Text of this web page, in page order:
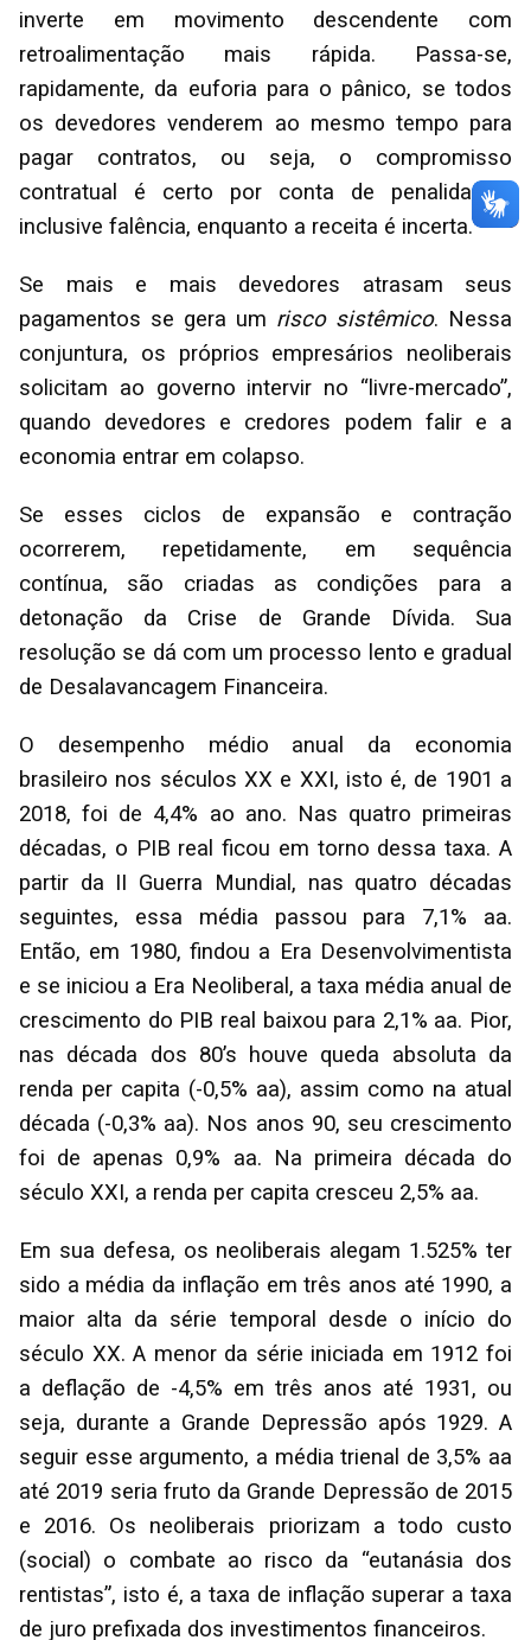
inverte em movimento descendente com
retroalimentação mais rápida. Passa-se,
rapidamente, da euforia para o pânico, se todos
os devedores venderem ao mesmo tempo para
pagar contratos, ou seja, o compromisso
contratual é certo por conta de penalidades,
inclusive falência, enquanto a receita é incerta.
Se mais e mais devedores atrasam seus
pagamentos se gera um risco sistêmico. Nessa
conjuntura, os próprios empresários neoliberais
solicitam ao governo intervir no “livre-mercado”,
quando devedores e credores podem falir e a
economia entrar em colapso.
Se esses ciclos de expansão e contração
ocorrerem, repetidamente, em sequência
contínua, são criadas as condições para a
detonação da Crise de Grande Dívida. Sua
resolução se dá com um processo lento e gradual
de Desalavancagem Financeira.
O desempenho médio anual da economia
brasileiro nos séculos XX e XXI, isto é, de 1901 a
2018, foi de 4,4% ao ano. Nas quatro primeiras
décadas, o PIB real ficou em torno dessa taxa. A
partir da II Guerra Mundial, nas quatro décadas
seguintes, essa média passou para 7,1% aa.
Então, em 1980, findou a Era Desenvolvimentista
e se iniciou a Era Neoliberal, a taxa média anual de
crescimento do PIB real baixou para 2,1% aa. Pior,
nas década dos 80’s houve queda absoluta da
renda per capita (-0,5% aa), assim como na atual
década (-0,3% aa). Nos anos 90, seu crescimento
foi de apenas 0,9% aa. Na primeira década do
século XXI, a renda per capita cresceu 2,5% aa.
Em sua defesa, os neoliberais alegam 1.525% ter
sido a média da inflação em três anos até 1990, a
maior alta da série temporal desde o início do
século XX. A menor da série iniciada em 1912 foi
a deflação de -4,5% em três anos até 1931, ou
seja, durante a Grande Depressão após 1929. A
seguir esse argumento, a média trienal de 3,5% aa
até 2019 seria fruto da Grande Depressão de 2015
e 2016. Os neoliberais priorizam a todo custo
(social) o combate ao risco da “eutanásia dos
rentistas”, isto é, a taxa de inflação superar a taxa
de juro prefixada dos investimentos financeiros.